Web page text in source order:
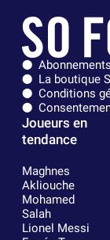
Abonnements
La boutique
Conditions
Joueurs en
tendance
Maghnes
Akliouche
Mohamed
Salah
Lionel Messi